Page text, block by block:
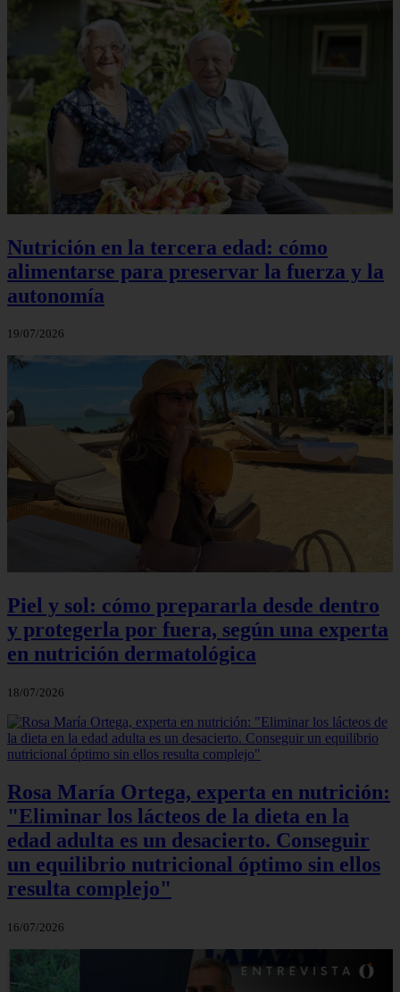
Nutrición en la tercera edad: cómo
alimentarse para preservar la fuerza y la
autonomía
19/07/2026
Piel y sol: cómo prepararla desde dentro
y protegerla por fuera, según una experta
en nutrición dermatológica
18/07/2026
Rosa María Ortega, experta en nutrición:
"Eliminar los lácteos de la dieta en la
edad adulta es un desacierto. Conseguir
un equilibrio nutricional óptimo sin ellos
resulta complejo"
16/07/2026